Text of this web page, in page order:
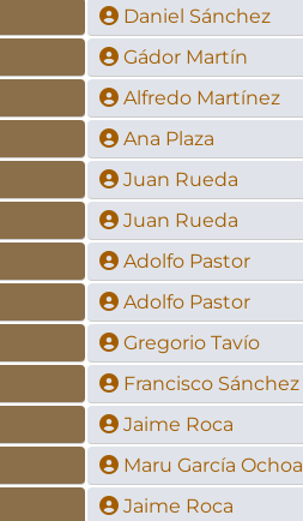
Daniel Sánchez
Gádor Martín
Alfredo Martínez
Ana Plaza
Juan Rueda
Juan Rueda
Adolfo Pastor
Adolfo Pastor
Gregorio Tavío
Francisco Sánchez
Jaime Roca
Maru García Ochoa
Jaime Roca